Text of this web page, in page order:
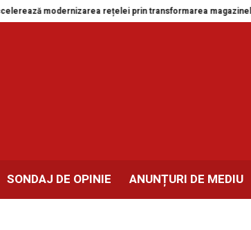
modernizarea rețelei prin transformarea
SONDAJ DE OPINIE ANUNȚURI DE MEDIU